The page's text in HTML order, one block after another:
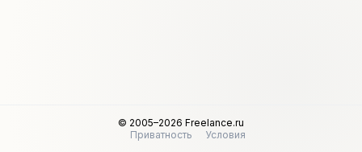
© 2005–2026 Freelance.ru
Приватность
Условия